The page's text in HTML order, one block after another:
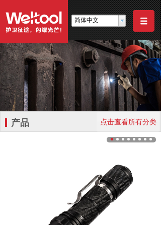
简体中文
产品 点击查看所有分类